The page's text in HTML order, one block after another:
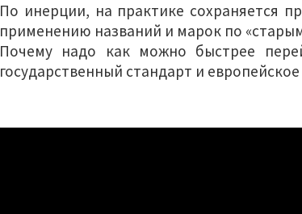
По инерции, на практике сохраняется
применению названий и марок по
Почему надо как можно быстрее
государственный стандарт и